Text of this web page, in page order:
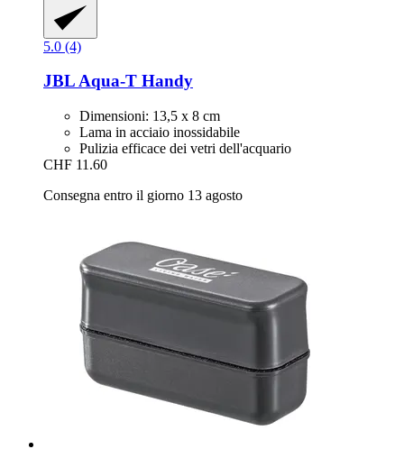
5.0 (4)
JBLAqua-​T Handy
Dimensioni: 13,5 x 8 cm
Lama in acciaio inossidabile
Pulizia efficace dei vetri dell'acquario
CHF 11.60
Consegna entro il giorno 13 agosto